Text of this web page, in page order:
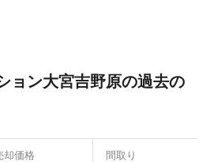
ョン大宮吉野原の過去の
却価格 間取り